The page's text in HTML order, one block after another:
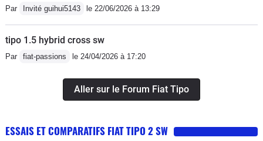
équipement/garantie.Je viens de
Par Invité guihui5143 le 22/06/2026 à 13:29
tipo 1.5 hybrid cross sw
Par fiat-passions le 24/04/2026 à 17:20
Aller sur le Forum Fiat Tipo
ESSAIS ET COMPARATIFS FIAT TIPO 2 SW